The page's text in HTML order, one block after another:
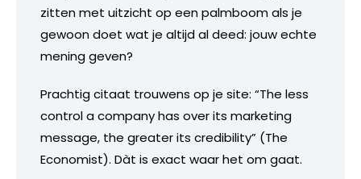
zitten met uitzicht op een palmboom als je
gewoon doet wat je altijd al deed: jouw echte
mening geven?
Prachtig citaat trouwens op je site: “The less
control a company has over its marketing
message, the greater its credibility” (The
Economist). Dàt is exact waar het om gaat.